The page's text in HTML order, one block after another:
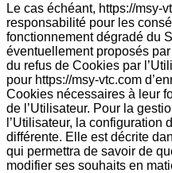
Le cas échéant, https://msy-
responsabilité pour les
fonctionnement dégradé du
éventuellement proposés
du refus de Cookies par
pour https://msy-vtc.com
Cookies nécessaires à leur
de l’Utilisateur. Pour la
l’Utilisateur, la configuration
différente. Elle est décrite
qui permettra de savoir de
modifier ses souhaits en